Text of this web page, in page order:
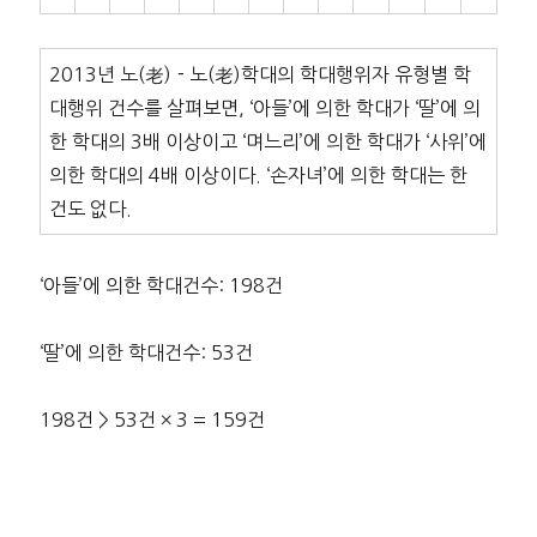
2013년 노(老)－노(老)학대의 학대행위자 유형별 학
대행위 건수를 살펴보면, ‘아들’에 의한 학대가 ‘딸’에 의
한 학대의 3배 이상이고 ‘며느리’에 의한 학대가 ‘사위’에
의한 학대의 4배 이상이다. ‘손자녀’에 의한 학대는 한
건도 없다.
‘아들’에 의한 학대건수: 198건
‘딸’에 의한 학대건수: 53건
198건 > 53건 × 3 = 159건